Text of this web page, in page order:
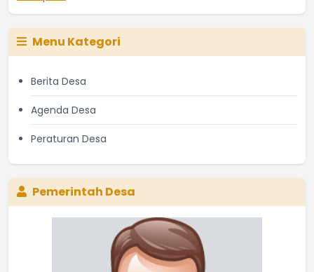
Menu Kategori
Berita Desa
Agenda Desa
Peraturan Desa
Pemerintah Desa